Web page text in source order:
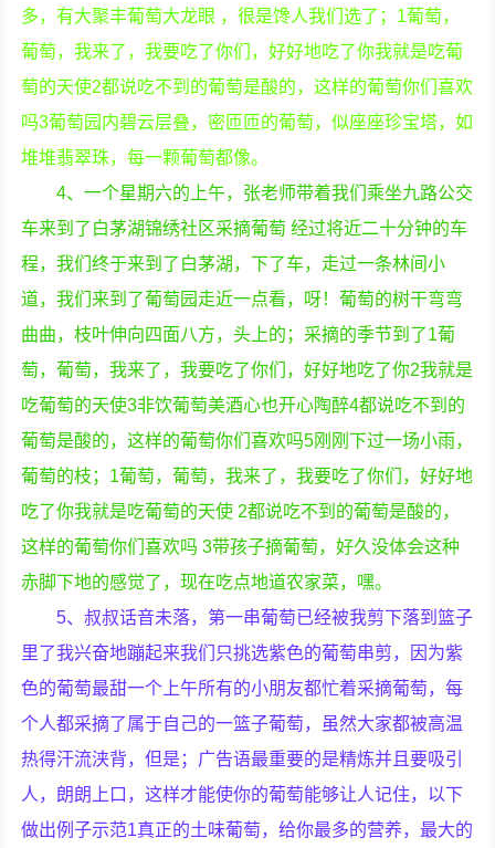
多，有大聚丰葡萄大龙眼 ，很是馋人我们选了；1葡萄，
葡萄，我来了，我要吃了你们，好好地吃了你我就是吃葡
萄的天使2都说吃不到的葡萄是酸的，这样的葡萄你们喜欢
吗3葡萄园内碧云层叠，密匝匝的葡萄，似座座珍宝塔，如
堆堆翡翠珠，每一颗葡萄都像。
4、一个星期六的上午，张老师带着我们乘坐九路公交
车来到了白茅湖锦绣社区采摘葡萄 经过将近二十分钟的车
程，我们终于来到了白茅湖，下了车，走过一条林间小
道，我们来到了葡萄园走近一点看，呀！葡萄的树干弯弯
曲曲，枝叶伸向四面八方，头上的；采摘的季节到了1葡
萄，葡萄，我来了，我要吃了你们，好好地吃了你2我就是
吃葡萄的天使3非饮葡萄美酒心也开心陶醉4都说吃不到的
葡萄是酸的，这样的葡萄你们喜欢吗5刚刚下过一场小雨，
葡萄的枝；1葡萄，葡萄，我来了，我要吃了你们，好好地
吃了你我就是吃葡萄的天使 2都说吃不到的葡萄是酸的，
这样的葡萄你们喜欢吗 3带孩子摘葡萄，好久没体会这种
赤脚下地的感觉了，现在吃点地道农家菜，嘿。
5、叔叔话音未落，第一串葡萄已经被我剪下落到篮子
里了我兴奋地蹦起来我们只挑选紫色的葡萄串剪，因为紫
色的葡萄最甜一个上午所有的小朋友都忙着采摘葡萄，每
个人都采摘了属于自己的一篮子葡萄，虽然大家都被高温
热得汗流浃背，但是；广告语最重要的是精炼并且要吸引
人，朗朗上口，这样才能使你的葡萄能够让人记住，以下
做出例子示范1真正的土味葡萄，给你最多的营养，最大的